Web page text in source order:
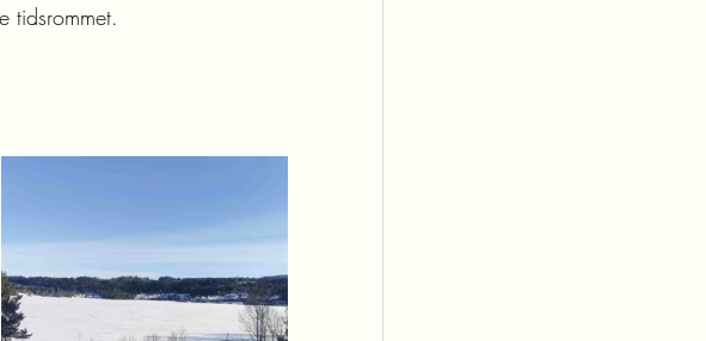
tidsrommet.